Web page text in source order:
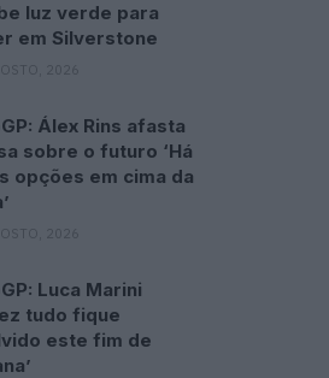
luz verde para
em Silverstone
2026
Álex Rins afasta
sobre o futuro ‘Há
opções em cima da
2026
Luca Marini
tudo fique
este fim de